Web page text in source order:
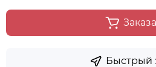
Быстрый